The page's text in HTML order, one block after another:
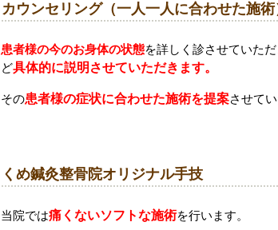
カウンセリング（一人一人に合わせた施
患者様の今のお身体の状態を詳しく診させていた
ど具体的に説明させていただきます。
その患者様の症状に合わせた施術を提案させて
くめ鍼灸整骨院オリジナル手技
当院では痛くないソフトな施術を行います。